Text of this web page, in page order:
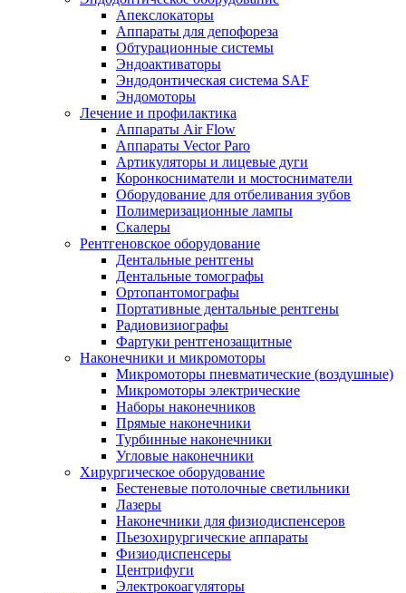
Апекслокаторы
Аппараты для депофореза
Обтурационные системы
Эндоактиваторы
Эндодонтическая система SAF
Эндомоторы
Лечение и профилактика
Аппараты Air Flow
Аппараты Vector Paro
Артикуляторы и лицевые дуги
Коронкосниматели и мостосниматели
Оборудование для отбеливания зубов
Полимеризационные лампы
Скалеры
Рентгеновское оборудование
Дентальные рентгены
Дентальные томографы
Ортопантомографы
Портативные дентальные рентгены
Радиовизиографы
Фартуки рентгенозащитные
Наконечники и микромоторы
Микромоторы пневматические (воздушные)
Микромоторы электрические
Наборы наконечников
Прямые наконечники
Турбинные наконечники
Угловые наконечники
Хирургическое оборудование
Бестеневые потолочные светильники
Лазеры
Наконечники для физиодиспенсеров
Пьезохирургические аппараты
Физиодиспенсеры
Центрифуги
Электрокоагуляторы